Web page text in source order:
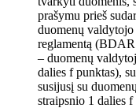
prašymu prieš
duomenų
reglamentą
– duomenų
dalies f punktas),
susijusį su
straipsnio 1 dalies f